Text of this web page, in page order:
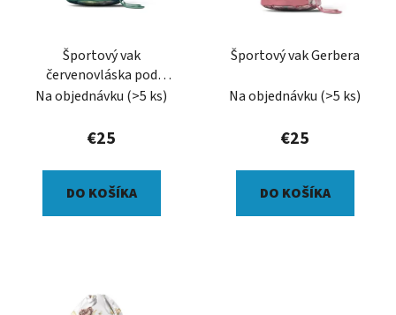
Športový vak
červenovláska pod
veľkým kvetom
Na objednávku (>5 ks)
€25
DO KOŠÍKA
Športový vak Gerbera
Na objednávku (>5 ks)
€25
DO KOŠÍKA